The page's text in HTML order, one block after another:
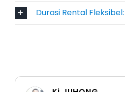
tanpa harus menyetir, dan
menginginkan privasi
terutama untuk tamu dari
Durasi Rental